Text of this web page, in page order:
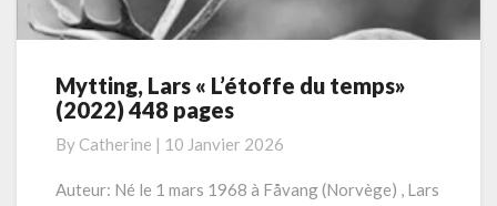
Mytting,
Lars
du
temps»
Mytting, Lars « L’étoffe du temps»
(2022) 448 pages
By Catherine | 10 Janvier 2026
Auteur: Né le 1 mars 1968 à Fåvang (Norvège) , Lars